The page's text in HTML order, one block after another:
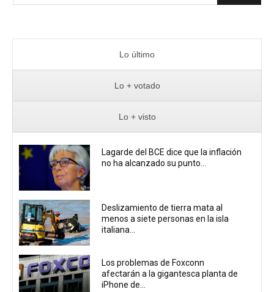
Lo último
Lo + votado
Lo + visto
Lagarde del BCE dice que la inflación
no ha alcanzado su punto...
Deslizamiento de tierra mata al
menos a siete personas en la isla
italiana...
Los problemas de Foxconn
afectarán a la gigantesca planta de
iPhone de...